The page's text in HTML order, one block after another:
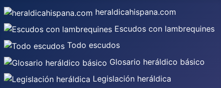
heraldicahispana.com
Escudos con lambrequines
Todo escudos
Glosario heráldico básico
Legislación heráldica